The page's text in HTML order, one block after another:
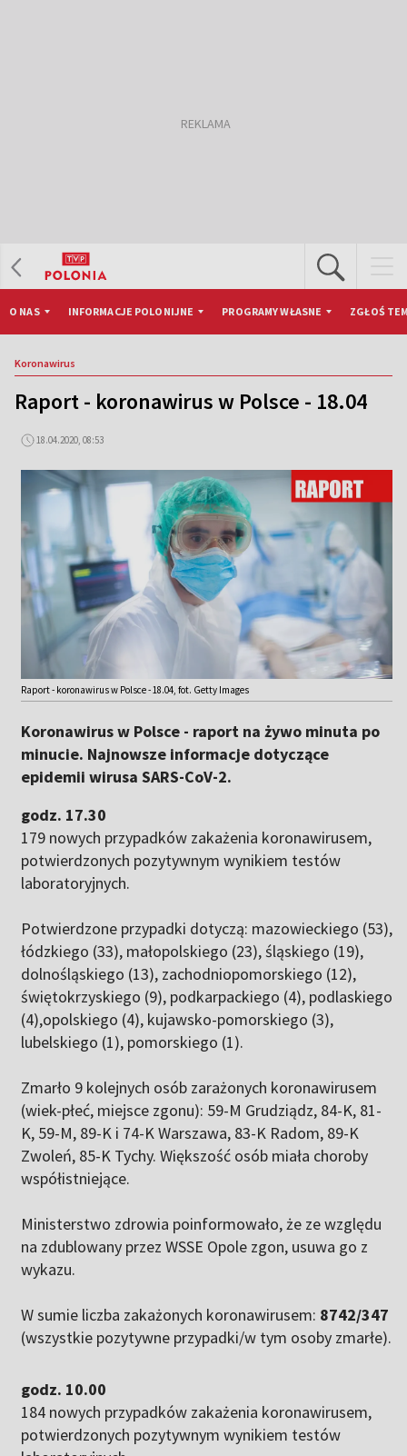
O NAS INFORMACJE POLONIJNE PROGRAMY WŁASNE ZGŁOŚ
Koronawirus
Raport - koronawirus w Polsce - 18.04
18.04.2020, 08:53
Raport - koronawirus w Polsce - 18.04, fot. Getty Images
Koronawirus w Polsce - raport na żywo minuta po
minucie. Najnowsze informacje dotyczące
epidemii wirusa SARS-CoV-2.
godz. 17.30
179 nowych przypadków zakażenia koronawirusem,
potwierdzonych pozytywnym wynikiem testów
laboratoryjnych.
Potwierdzone przypadki dotyczą: mazowieckiego (53),
łódzkiego (33), małopolskiego (23), śląskiego (19),
dolnośląskiego (13), zachodniopomorskiego (12),
świętokrzyskiego (9), podkarpackiego (4), podlaskiego
(4),opolskiego (4), kujawsko-pomorskiego (3),
lubelskiego (1), pomorskiego (1).
Zmarło 9 kolejnych osób zarażonych koronawirusem
(wiek-płeć, miejsce zgonu): 59-M Grudziądz, 84-K, 81-
K, 59-M, 89-K i 74-K Warszawa, 83-K Radom, 89-K
Zwoleń, 85-K Tychy. Większość osób miała choroby
współistniejące.
Ministerstwo zdrowia poinformowało, że ze względu
na zdublowany przez WSSE Opole zgon, usuwa go z
wykazu.
W sumie liczba zakażonych koronawirusem: 8742/347
(wszystkie pozytywne przypadki/w tym osoby zmarłe).
godz. 10.00
184 nowych przypadków zakażenia koronawirusem,
potwierdzonych pozytywnym wynikiem testów